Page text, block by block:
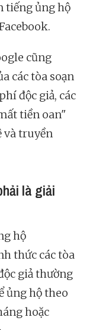
tiếng ủng hộ
cũng
các tòa soạn
độc giả, các
tiền oan"
và truyền
là giải
hộ
thức các tòa
giả thường
ủng hộ theo
hoặc